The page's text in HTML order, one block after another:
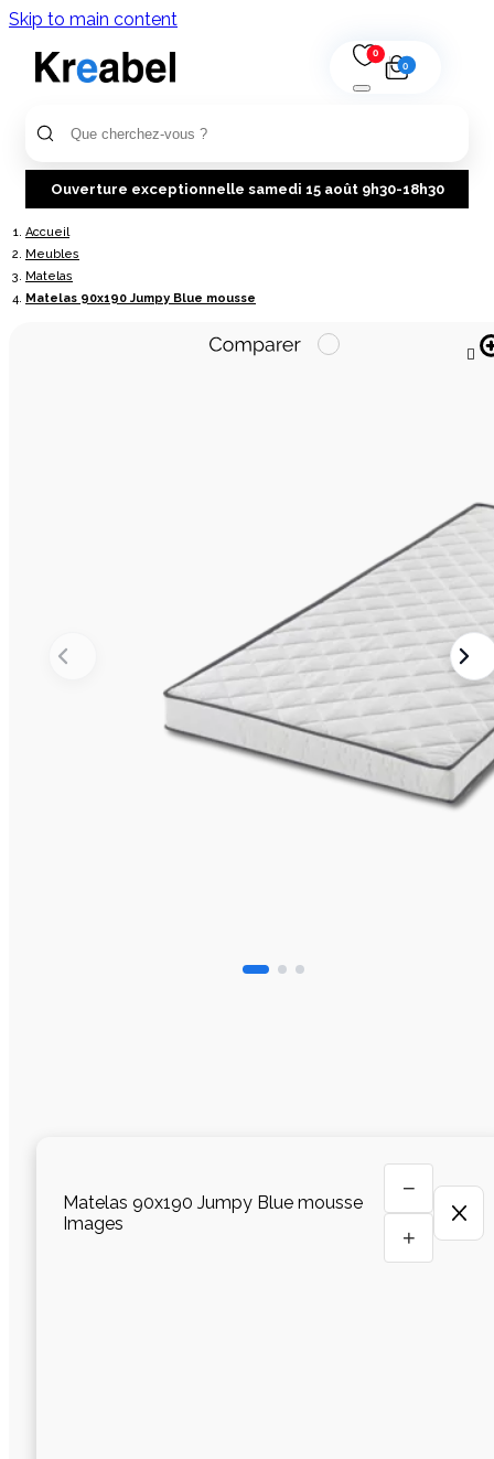
Skip to main content
0
0
Ouverture exceptionnelle samedi 15 août 9h30-18h30
Accueil
Meubles
Matelas
Matelas 90x190 Jumpy Blue mousse

Matelas 90x190 Jumpy Blue mousse
Images
−
+